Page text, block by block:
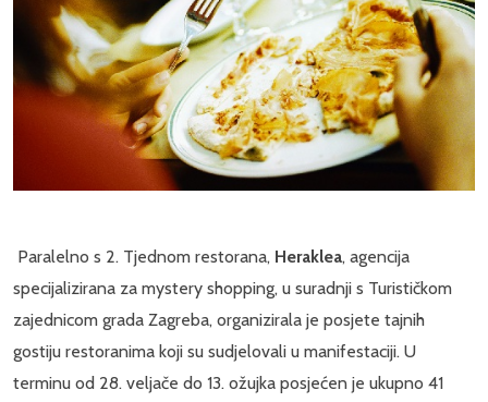
Paralelno s 2. Tjednom restorana, Heraklea, agencija
specijalizirana za mystery shopping, u suradnji s Turističkom
zajednicom grada Zagreba, organizirala je posjete tajnih
gostiju restoranima koji su sudjelovali u manifestaciji. U
terminu od 28. veljače do 13. ožujka posjećen je ukupno 41